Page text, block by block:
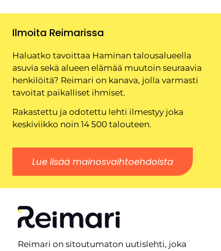
Ilmoita Reimarissa
Haluatko tavoittaa Haminan talousalueella
asuvia sekä alueen elämää muutoin seuraavia
henkilöitä? Reimari on kanava, jolla varmasti
tavoitat paikalliset ihmiset.
Rakastettu ja odotettu lehti ilmestyy joka
keskiviikko noin 14 500 talouteen.
Lue lisää mainosvaihtoehdoista
Reimari on sitoutumaton uutislehti, joka